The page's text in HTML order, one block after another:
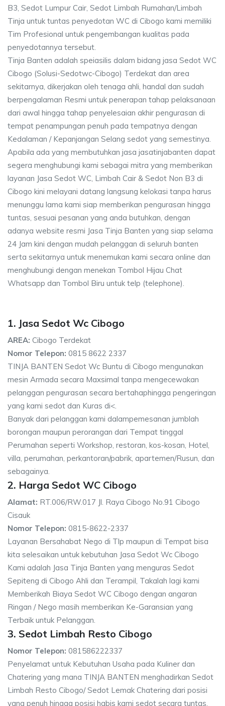
B3, Sedot Lumpur Cair, Sedot Limbah Rumahan/Limbah
Tinja untuk tuntas penyedotan WC di Cibogo kami memiliki
Tim Profesional untuk pengembangan kualitas pada
penyedotannya tersebut.
Tinja Banten adalah speiasilis dalam bidang jasa Sedot WC
Cibogo (Solusi-Sedotwc-Cibogo) Terdekat dan area
sekitarnya, dikerjakan oleh tenaga ahli, handal dan sudah
berpengalaman Resmi untuk penerapan tahap pelaksanaan
dari awal hingga tahap penyelesaian akhir pengurasan di
tempat penampungan penuh pada tempatnya dengan
Kedalaman / Kepanjangan Selang sedot yang semestinya.
Apabila ada yang membutuhkan jasa jasatinjabanten dapat
segera menghubungi kami sebagai mitra yang memberikan
layanan Jasa Sedot WC, Limbah Cair & Sedot Non B3 di
Cibogo kini melayani datang langsung kelokasi tanpa harus
menunggu lama kami siap memberikan pengurasan hingga
tuntas, sesuai pesanan yang anda butuhkan, dengan
adanya website resmi Jasa Tinja Banten yang siap selama
24 Jam kini dengan mudah pelanggan di seluruh banten
serta sekitarnya untuk menemukan kami secara online dan
menghubungi dengan menekan Tombol Hijau Chat
Whatsapp dan Tombol Biru untuk telp (telephone).
1. Jasa Sedot Wc Cibogo
AREA: Cibogo Terdekat
Nomor Telepon: 0815 8622 2337
TINJA BANTEN Sedot Wc Buntu di Cibogo mengunakan
mesin Armada secara Maxsimal tanpa mengecewakan
pelanggan pengurasan secara bertahaphingga pengeringan
yang kami sedot dan Kuras di<.
Banyak dari pelanggan kami dalampemesanan jumblah
borongan maupun perorangan dari Tempat tinggal
Perumahan seperti Workshop, restoran, kos-kosan, Hotel,
villa, perumahan, perkantoran/pabrik, apartemen/Rusun, dan
sebagainya.
2. Harga Sedot WC Cibogo
Alamat: RT.006/RW.017 Jl. Raya Cibogo No.91 Cibogo
Cisauk
Nomor Telepon: 0815-8622-2337
Layanan Bersahabat Nego di Tlp maupun di Tempat bisa
kita selesaikan untuk kebutuhan Jasa Sedot Wc Cibogo
Kami adalah Jasa Tinja Banten yang menguras Sedot
Sepiteng di Cibogo Ahli dan Terampil, Takalah lagi kami
Memberikah Biaya Sedot WC Cibogo dengan angaran
Ringan / Nego masih memberikan Ke-Garansian yang
Terbaik untuk Pelanggan.
3. Sedot Limbah Resto Cibogo
Nomor Telepon: 081586222337
Penyelamat untuk Kebutuhan Usaha pada Kuliner dan
Chatering yang mana TINJA BANTEN menghadirkan Sedot
Limbah Resto Cibogo/ Sedot Lemak Chatering dari posisi
yang penuh hingga posisi habis kami sedot secara tuntas.